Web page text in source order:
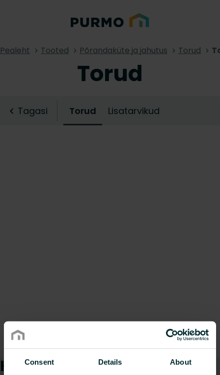
Consent Details About
Pealeht Tooted Põrandaküte ja jahutus Torud
Torud
Tagasi Torud Lisatarvikud
Kuidas saame teid aidata?